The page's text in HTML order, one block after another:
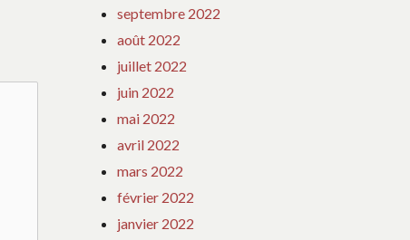
septembre 2022
août 2022
juillet 2022
juin 2022
mai 2022
avril 2022
mars 2022
février 2022
janvier 2022